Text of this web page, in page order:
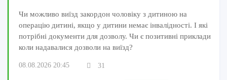
Чи можливо виїзд закордон чоловіку з дитиною на
операцію дитині, якщо у дитини немає інвалідності. І які
потрібні документи для дозволу. Чи є позитивні приклади
коли надавалися дозволи на виїзд?
08.08.2026 20:45 31